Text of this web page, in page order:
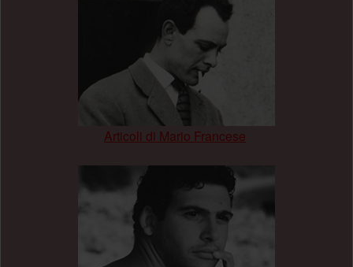
Articoli di Mario Francese